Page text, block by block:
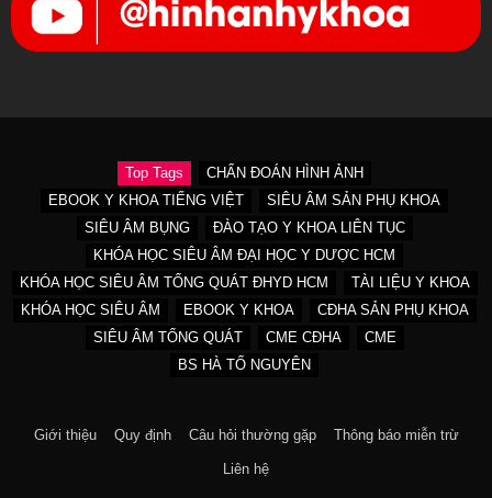
Top Tags
CHẨN ĐOÁN HÌNH ẢNH
EBOOK Y KHOA TIẾNG VIỆT
SIÊU ÂM SẢN PHỤ KHOA
SIÊU ÂM BỤNG
ĐÀO TẠO Y KHOA LIÊN TỤC
KHÓA HỌC SIÊU ÂM ĐẠI HỌC Y DƯỢC HCM
KHÓA HỌC SIÊU ÂM TỔNG QUÁT ĐHYD HCM
TÀI LIỆU Y KHOA
KHÓA HỌC SIÊU ÂM
EBOOK Y KHOA
CĐHA SẢN PHỤ KHOA
SIÊU ÂM TỔNG QUÁT
CME CĐHA
CME
BS HÀ TỐ NGUYÊN
Giới thiệu Quy định Câu hỏi thường gặp Thông báo miễn trừ
Liên hệ